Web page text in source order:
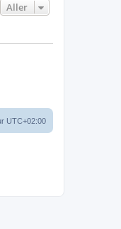
Aller
UTC+02:00